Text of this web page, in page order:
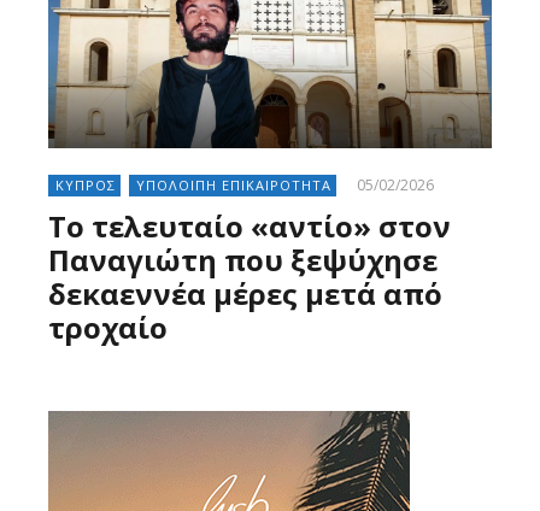
ΚΥΠΡΟΣ ΥΠΟΛΟΙΠΗ ΕΠΙΚΑΙΡΟΤΗΤΑ 05/02/2026
Το τελευταίο «αντίο» στον
Παναγιώτη που ξεψύχησε
δεκαεννέα μέρες μετά από
τροχαίο